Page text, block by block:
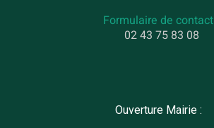
Formulaire de contact
02 43 75 83 08
Ouverture Mairie :